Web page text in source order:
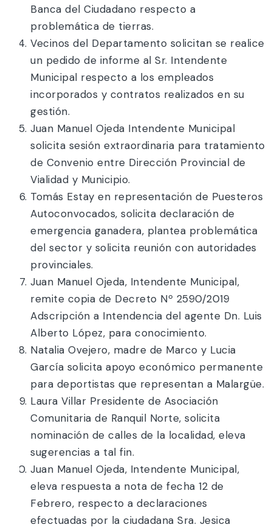
Banca del Ciudadano respecto a
problemática de tierras.
Vecinos del Departamento solicitan se realice
un pedido de informe al Sr. Intendente
Municipal respecto a los empleados
incorporados y contratos realizados en su
gestión.
Juan Manuel Ojeda Intendente Municipal
solicita sesión extraordinaria para tratamiento
de Convenio entre Dirección Provincial de
Vialidad y Municipio.
Tomás Estay en representación de Puesteros
Autoconvocados, solicita declaración de
emergencia ganadera, plantea problemática
del sector y solicita reunión con autoridades
provinciales.
Juan Manuel Ojeda, Intendente Municipal,
remite copia de Decreto Nº 2590/2019
Adscripción a Intendencia del agente Dn. Luis
Alberto López, para conocimiento.
Natalia Ovejero, madre de Marco y Lucia
García solicita apoyo económico permanente
para deportistas que representan a Malargüe.
Laura Villar Presidente de Asociación
Comunitaria de Ranquil Norte, solicita
nominación de calles de la localidad, eleva
sugerencias a tal fin.
Juan Manuel Ojeda, Intendente Municipal,
eleva respuesta a nota de fecha 12 de
Febrero, respecto a declaraciones
efectuadas por la ciudadana Sra. Jesica